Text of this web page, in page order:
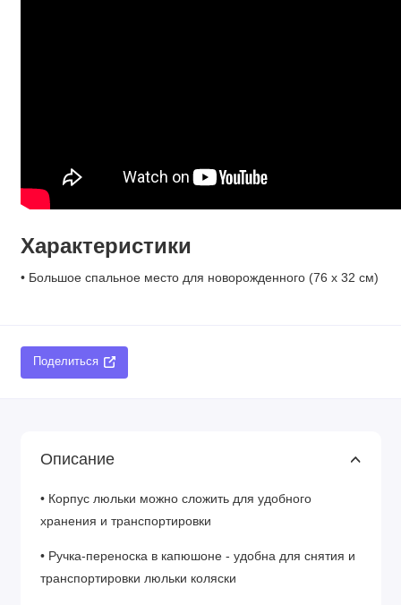
Характеристики
• Большое спальное место для новорожденного (76 х 32 см)
Поделиться
Описание
• Корпус люльки можно сложить для удобного
хранения и транспортировки
• Ручка-переноска в капюшоне - удобна для снятия и
транспортировки люльки коляски